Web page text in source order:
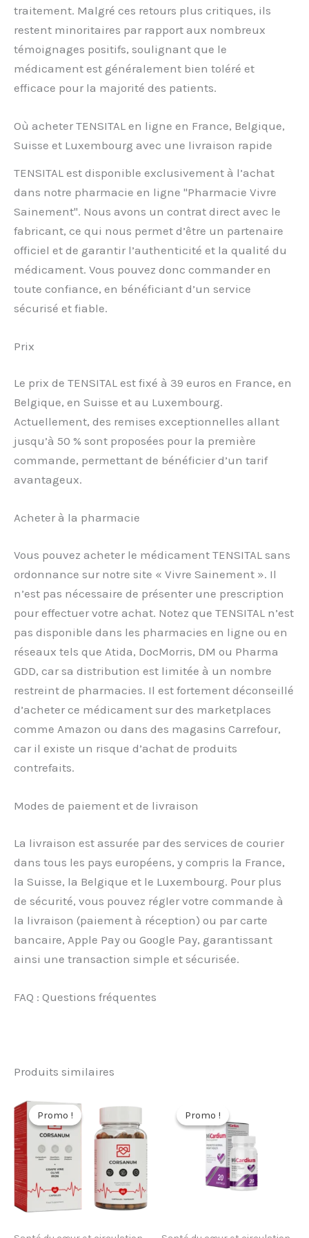
traitement. Malgré ces retours plus critiques, ils
restent minoritaires par rapport aux nombreux
témoignages positifs, soulignant que le
médicament est généralement bien toléré et
efficace pour la majorité des patients.
Où acheter TENSITAL en ligne en France, Belgique,
Suisse et Luxembourg avec une livraison rapide
TENSITAL est disponible exclusivement à l’achat
dans notre pharmacie en ligne "Pharmacie Vivre
Sainement". Nous avons un contrat direct avec le
fabricant, ce qui nous permet d’être un partenaire
officiel et de garantir l’authenticité et la qualité du
médicament. Vous pouvez donc commander en
toute confiance, en bénéficiant d’un service
sécurisé et fiable.
Prix
Le prix de TENSITAL est fixé à 39 euros en France, en
Belgique, en Suisse et au Luxembourg.
Actuellement, des remises exceptionnelles allant
jusqu’à 50 % sont proposées pour la première
commande, permettant de bénéficier d’un tarif
avantageux.
Acheter à la pharmacie
Vous pouvez acheter le médicament TENSITAL sans
ordonnance sur notre site « Vivre Sainement ». Il
n’est pas nécessaire de présenter une prescription
pour effectuer votre achat. Notez que TENSITAL n’est
pas disponible dans les pharmacies en ligne ou en
réseaux tels que Atida, DocMorris, DM ou Pharma
GDD, car sa distribution est limitée à un nombre
restreint de pharmacies. Il est fortement déconseillé
d’acheter ce médicament sur des marketplaces
comme Amazon ou dans des magasins Carrefour,
car il existe un risque d’achat de produits
contrefaits.
Modes de paiement et de livraison
La livraison est assurée par des services de courier
dans tous les pays européens, y compris la France,
la Suisse, la Belgique et le Luxembourg. Pour plus
de sécurité, vous pouvez régler votre commande à
la livraison (paiement à réception) ou par carte
bancaire, Apple Pay ou Google Pay, garantissant
ainsi une transaction simple et sécurisée.
FAQ : Questions fréquentes
Produits similaires
Promo !
Promo ! Promo !
Promo !